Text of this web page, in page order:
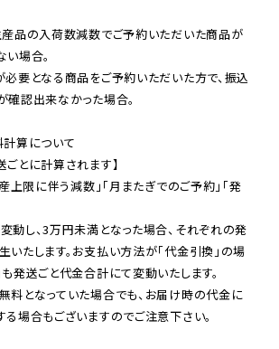
産品の入荷数減数でご予約いただいた商品が
場合。
必要となる商品をご予約いただいた方で、振込
確認出来なかった場合。
算について
とに計算されます】
産上限に伴う減数」「月またぎでのご予約」「発
動し、3万円未満となった場合、それぞれの発
たします。お支払い方法が「代金引換」の場
料となっていた場合でも、お届け時の代金に
場合もございますのでご注意下さい。